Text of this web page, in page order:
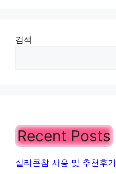
검색
Recent Posts
실리콘참 사용 및 추천후기